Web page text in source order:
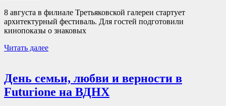
8 августа в филиале Третьяковской галереи стартует
архитектурный фестиваль. Для гостей подготовили
кинопоказы о знаковых
Читать далее
День семьи, любви и верности в
Futurione на ВДНХ